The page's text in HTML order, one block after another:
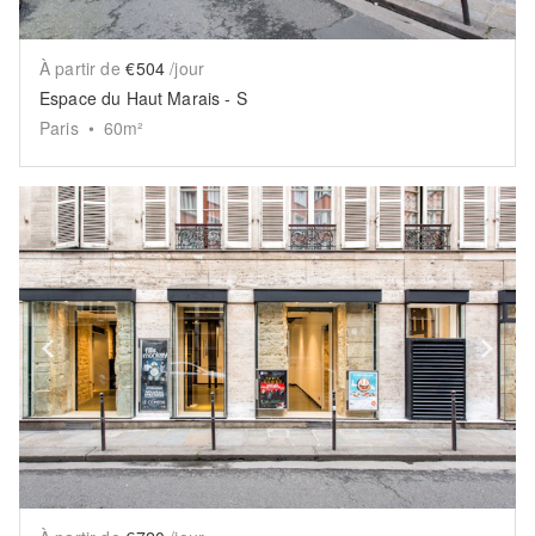
À partir de €504 /jour
Espace du Haut Marais - S
Paris • 60m²
Show previous slide